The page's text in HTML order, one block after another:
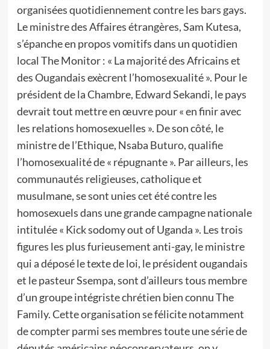
organisées quotidiennement contre les bars gays.
Le ministre des Affaires étrangères, Sam Kutesa,
s’épanche en propos vomitifs dans un quotidien
local The Monitor : « La majorité des Africains et
des Ougandais exècrent l’homosexualité ». Pour le
président de la Chambre, Edward Sekandi, le pays
devrait tout mettre en œuvre pour « en finir avec
les relations homosexuelles ». De son côté, le
ministre de l’Ethique, Nsaba Buturo, qualifie
l’homosexualité de « répugnante ». Par ailleurs, les
communautés religieuses, catholique et
musulmane, se sont unies cet été contre les
homosexuels dans une grande campagne nationale
intitulée « Kick sodomy out of Uganda ». Les trois
figures les plus furieusement anti-gay, le ministre
qui a déposé le texte de loi, le président ougandais
et le pasteur Ssempa, sont d’ailleurs tous membre
d’un groupe intégriste chrétien bien connu The
Family. Cette organisation se félicite notamment
de compter parmi ses membres toute une série de